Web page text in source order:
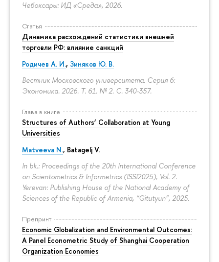
Чебоксары: ИД «Среда», 2026.
Статья
Динамика расхождений статистики внешней
торговли РФ: влияние санкций
Родичев А. И., Зиняков Ю. В.
Вестник Московского университета. Серия 6:
Экономика. 2026. Т. 61. № 2. С. 340-357.
Глава в книге
Structures of Authors’ Collaboration at Young
Universities
Matveeva N., Batagelj V.
In bk.: Proceedings of the 20th International Conference
on Scientometrics & Informetrics (ISSI2025), Vol. 2.
Yerevan: Publishing House of the National Academy of
Sciences of the Republic of Armenia, “Gitutyun”, 2025.
Препринт
Economic Globalization and Environmental Outcomes:
A Panel Econometric Study of Shanghai Cooperation
Organization Economies